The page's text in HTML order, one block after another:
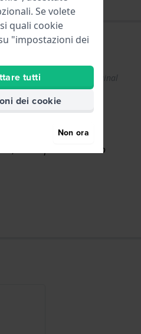
da
Show original
text
2022
anche perché è molto
Se volete
quali cookie
"impostazioni dei
tutti
dei cookie
Non ora